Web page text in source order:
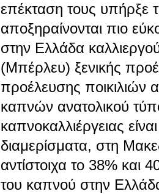
επέκταση τους υπήρξε
αποξηραίνονται πιο
στην Ελλάδα
(Μπέρλευ) ξενικής
προέλευσης ποικιλιών
καπνών ανατολικού
καπνοκαλλιέργειας
διαμερίσματα, στη
αντίστοιχα το 38%
του καπνού στην